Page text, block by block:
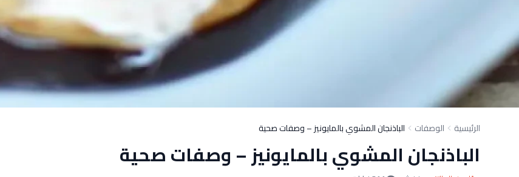
الرئيسية الوصفات الباذنجان المشوي بالمايونيز – وصفات صحية
الباذنجان المشوي بالمايونيز – وصفات صحية